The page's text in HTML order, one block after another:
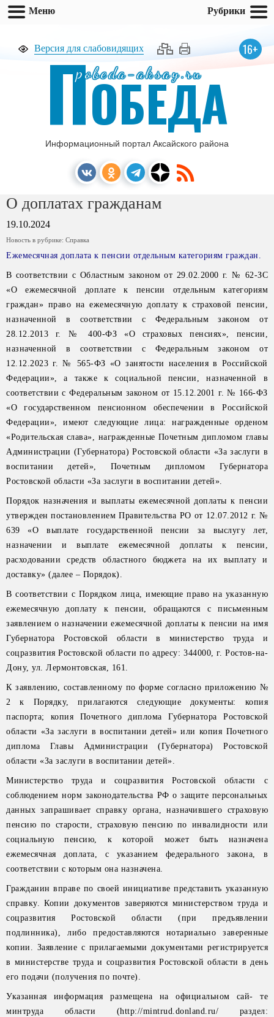
Версия для слабовидящих 16+
pobeda-aksay.ru
ПОБЕДА
Информационный портал Аксайского района
О доплатах гражданам
19.10.2024
Новость в рубрике: Справка
Ежемесячная доплата к пенсии отдельным категориям граждан.
В соответствии с Областным законом от 29.02.2000 г. № 62-ЗС
«О ежемесячной доплате к пенсии отдельным категориям
граждан» право на ежемесячную доплату к страховой пенсии,
назначенной в соответствии с Федеральным законом от
28.12.2013 г. № 400-ФЗ «О страховых пенсиях», пенсии,
назначенной в соответствии с Федеральным законом от
12.12.2023 г. № 565-ФЗ «О занятости населения в Российской
Федерации», а также к социальной пенсии, назначенной в
соответствии с Федеральным законом от 15.12.2001 г. № 166-ФЗ
«О государственном пенсионном обеспечении в Российской
Федерации», имеют следующие лица: награжденные орденом
«Родительская слава», награжденные Почетным дипломом главы
Администрации (Губернатора) Ростовской области «За заслуги в
воспитании детей», Почетным дипломом Губернатора
Ростовской области «За заслуги в воспитании детей».
Порядок назначения и выплаты ежемесячной доплаты к пенсии
утвержден постановлением Правительства РО от 12.07.2012 г. №
639 «О выплате государственной пенсии за выслугу лет,
назначении и выплате ежемесячной доплаты к пенсии,
расходовании средств областного бюджета на их выплату и
доставку» (далее – Порядок).
В соответствии с Порядком лица, имеющие право на указанную
ежемесячную доплату к пенсии, обращаются с письменным
заявлением о назначении ежемесячной доплаты к пенсии на имя
Губернатора Ростовской области в министерство труда и
соцразвития Ростовской области по адресу: 344000, г. Ростов-на-
Дону, ул. Лермонтовская, 161.
К заявлению, составленному по форме согласно приложению №
2 к Порядку, прилагаются следующие документы: копия
паспорта; копия Почетного диплома Губернатора Ростовской
области «За заслуги в воспитании детей» или копия Почетного
диплома Главы Администрации (Губернатора) Ростовской
области «За заслуги в воспитании детей».
Министерство труда и соцразвития Ростовской области с
соблюдением норм законодательства РФ о защите персональных
данных запрашивает справку органа, назначившего страховую
пенсию по старости, страховую пенсию по инвалидности или
социальную пенсию, к которой может быть назначена
ежемесячная доплата, с указанием федерального закона, в
соответствии с которым она назначена.
Гражданин вправе по своей инициативе представить указанную
справку. Копии документов заверяются министерством труда и
соцразвития Ростовской области (при предъявлении
подлинника), либо предоставляются нотариально заверенные
копии. Заявление с прилагаемыми документами регистрируется
в министерстве труда и соцразвития Ростовской области в день
его подачи (получения по почте).
Указанная информация размещена на официальном сай- те
минтруда области (http://mintrud.donland.ru/ раздел:
Меню Рубрики